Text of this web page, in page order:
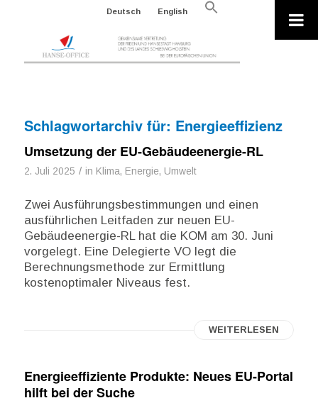
Deutsch English
Search
Schlagwortarchiv für: Energieeffizienz
Umsetzung der EU-Gebäudeenergie-RL
2. Juli 2025 / in Klima, Energie, Umwelt
Zwei Ausführungsbestimmungen und einen
ausführlichen Leitfaden zur neuen EU-
Gebäudeenergie-RL hat die KOM am 30. Juni
vorgelegt. Eine Delegierte VO legt die
Berechnungsmethode zur Ermittlung
kostenoptimaler Niveaus fest.
WEITERLESEN
Energieeffiziente Produkte: Neues EU-Portal
hilft bei der Suche